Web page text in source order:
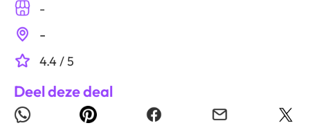
-
-
4.4 / 5
Deel deze deal